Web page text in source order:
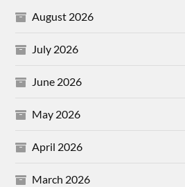
August 2026
July 2026
June 2026
May 2026
April 2026
March 2026